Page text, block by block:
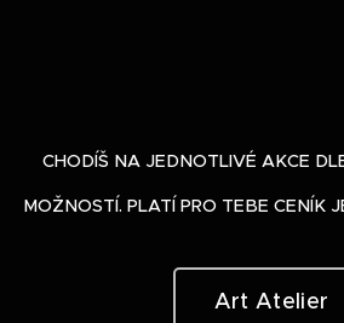
CHODÍŠ NA JEDNOTLIVÉ AKCE
MOŽNOSTÍ. PLATÍ PRO TEBE CENÍK
Art Atelier